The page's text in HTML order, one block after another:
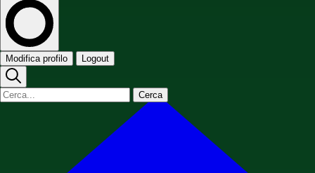
Modifica profilo Logout
Cerca